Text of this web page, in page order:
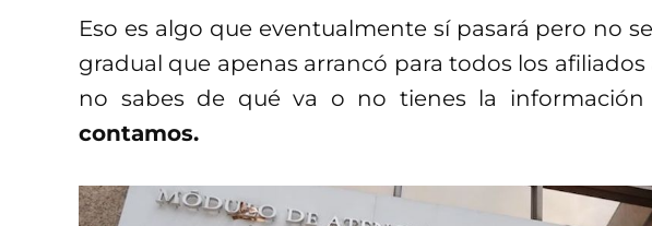
Eso es algo que eventualmente sí pasará pero no
gradual que apenas arrancó para todos los afiliados
no sabes de qué va o no tienes la información
contamos.